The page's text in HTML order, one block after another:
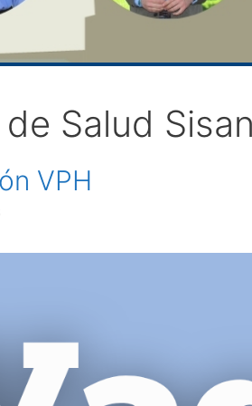
Salud
VPH